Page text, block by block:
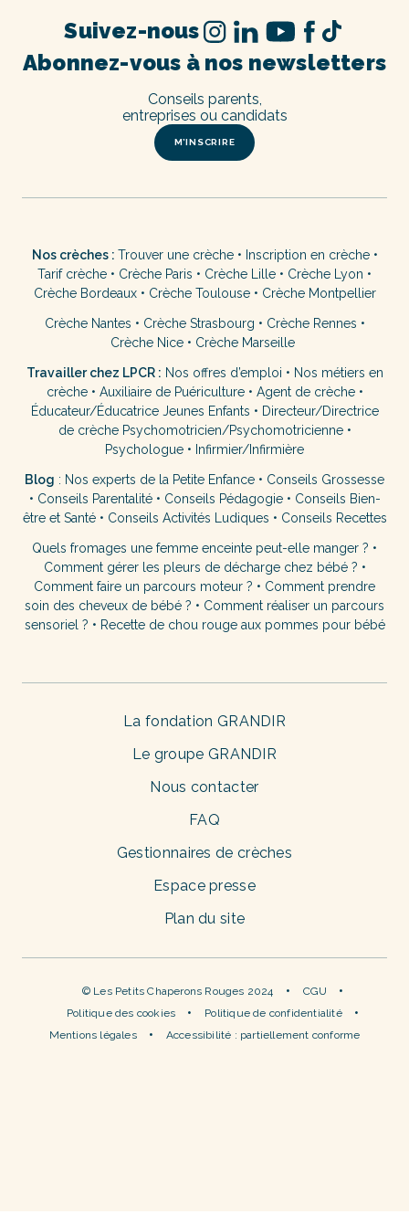
Abonnez-vous à nos newsletters
M’INSCRIRE
Conseils parents,
entreprises ou candidats
Suivez-nous
Nos crèches : Trouver une crèche• Inscription en crèche•
Tarif crèche • Crèche Paris • Crèche Lille • Crèche Lyon •
Crèche Bordeaux• Crèche Toulouse• Crèche Montpellier
Crèche Nantes • Crèche Strasbourg • Crèche Rennes •
Crèche Nice • Crèche Marseille
Travailler chez LPCR : Nos offres d’emploi • Nos métiers en
crèche• Auxiliaire de Puériculture• Agent de crèche•
Éducateur/Éducatrice Jeunes Enfants • Directeur/Directrice
de crèche Psychomotricien/Psychomotricienne•
Psychologue • Infirmier/Infirmière
Blog : Nos experts de la Petite Enfance • Conseils Grossesse
• Conseils Parentalité• Conseils Pédagogie• Conseils Bien-
être et Santé• Conseils Activités Ludiques • Conseils Recettes
Quels fromages une femme enceinte peut-elle manger ? •
Comment gérer les pleurs de décharge chez bébé ? •
Comment faire un parcours moteur ? • Comment prendre
soin des cheveux de bébé ? • Comment réaliser un parcours
sensoriel ? • Recette de chou rouge aux pommes pour bébé
La fondation GRANDIR
Le groupe GRANDIR
Nous contacter
FAQ
Gestionnaires de crèches
Espace presse
Plan du site
© Les Petits Chaperons Rouges 2024
CGU
Politique des cookies
Politique de confidentialité
Mentions légales
Accessibilité : partiellement conforme